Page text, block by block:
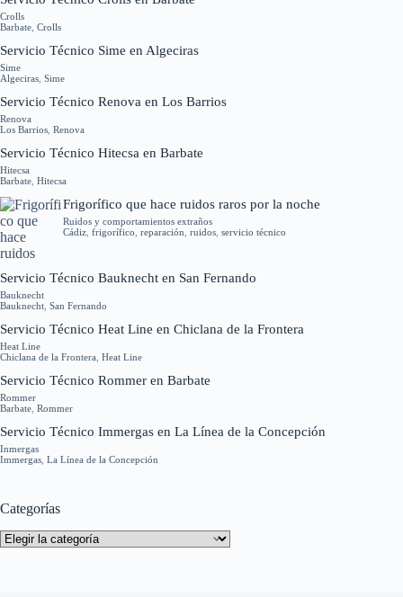
Crolls
Barbate Crolls
Servicio Técnico Sime en Algeciras
Sime
Algeciras Sime
Servicio Técnico Renova en Los Barrios
Renova
Los Barrios Renova
Servicio Técnico Hitecsa en Barbate
Hitecsa
Barbate Hitecsa
Frigorífico que hace ruidos raros por la noche
Ruidos y comportamientos extraños
Cádiz frigorífico reparación ruidos servicio técnico
Servicio Técnico Bauknecht en San Fernando
Bauknecht
Bauknecht San Fernando
Servicio Técnico Heat Line en Chiclana de la Frontera
Heat Line
Chiclana de la Frontera Heat Line
Servicio Técnico Rommer en Barbate
Rommer
Barbate Rommer
Servicio Técnico Immergas en La Línea de la Concepción
Inmergas
Immergas La Línea de la Concepción
Categorías
Categorías